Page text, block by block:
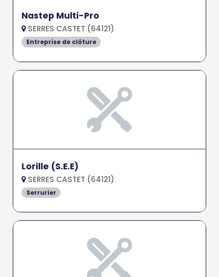
Nastep Multi-Pro
SERRES CASTET (64121)
Entreprise de clôture
Lorille (S.E.E)
SERRES CASTET (64121)
Serrurier